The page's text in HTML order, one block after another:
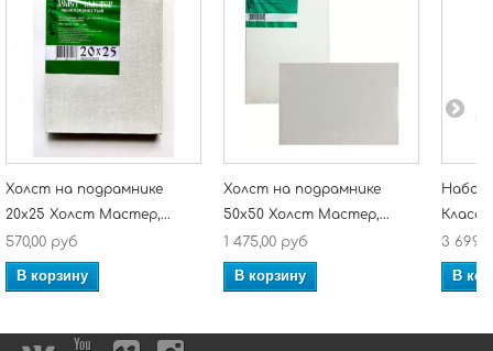
Холст на подрамнике
20х25 Холст Мастер,...
570,00 руб
В корзину
Холст на подрамнике
50х50 Холст Мастер,...
1 475,00 руб
В корзину
Набор
Класс
3
В